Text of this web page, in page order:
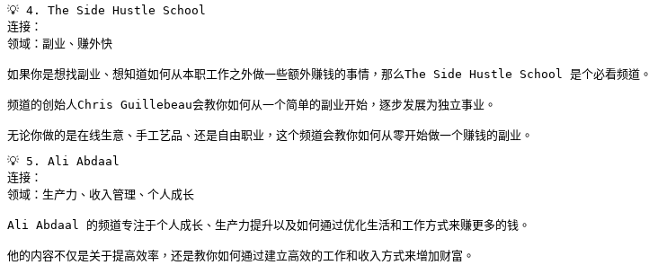
💡 4. The Side Hustle School
连接：
领域：副业、赚外快
如果你是想找副业、想知道如何从本职工作之外做一些额外赚钱的事情，那么The Side Hustle School 是个必看频道。
频道的创始人Chris Guillebeau会教你如何从一个简单的副业开始，逐步发展为独立事业。
无论你做的是在线生意、手工艺品、还是自由职业，这个频道会教你如何从零开始做一个赚钱的副业。
💡 5. Ali Abdaal
连接：
领域：生产力、收入管理、个人成长
Ali Abdaal 的频道专注于个人成长、生产力提升以及如何通过优化生活和工作方式来赚更多的钱。
他的内容不仅是关于提高效率，还是教你如何通过建立高效的工作和收入方式来增加财富。